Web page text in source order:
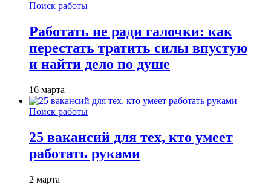
Поиск работы
Работать не ради галочки: как
перестать тратить силы впустую
и найти дело по душе
16 марта
Поиск работы
25 вакансий для тех, кто умеет
работать руками
2 марта